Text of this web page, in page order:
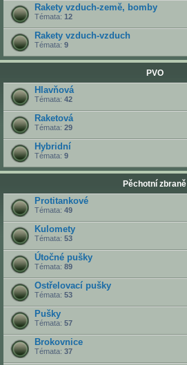
Rakety vzduch-země, bomby
Témata: 12
Rakety vzduch-vzduch
Témata: 9
PVO
Hlavňová
Témata: 42
Raketová
Témata: 29
Hybridní
Témata: 9
Pěchotní zbraně
Protitankové
Témata: 49
Kulomety
Témata: 53
Útočné pušky
Témata: 89
Ostřelovací pušky
Témata: 53
Pušky
Témata: 57
Brokovnice
Témata: 37